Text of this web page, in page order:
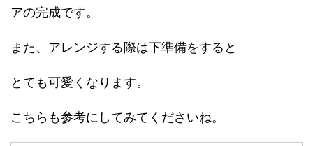
アの完成です。
また、アレンジする際は下準備をすると
とても可愛くなります。
こちらも参考にしてみてくださいね。